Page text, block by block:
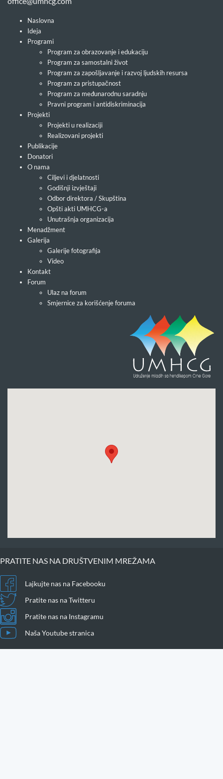
Naslovna
Ideja
Programi
Program za obrazovanje i edukaciju
Program za samostalni život
Program za zapošljavanje i razvoj ljudskih resursa
Program za pristupačnost
Program za međunarodnu saradnju
Pravni program i antidiskriminacija
Projekti
Projekti u realizaciji
Realizovani projekti
Publikacije
Donatori
O nama
Ciljevi i djelatnosti
Godišnji izvještaji
Odbor direktora / Skupština
Opšti akti UMHCG-a
Unutrašnja organizacija
Menadžment
Galerija
Galerije fotografija
Video
Kontakt
Forum
Ulaz na forum
Smjernice za korišćenje foruma
PRATITE NAS NA DRUŠTVENIM MREŽAMA
Lajkujte nas na Facebooku
Pratite nas na Twitteru
Pratite nas na Instagramu
Naša Youtube stranica